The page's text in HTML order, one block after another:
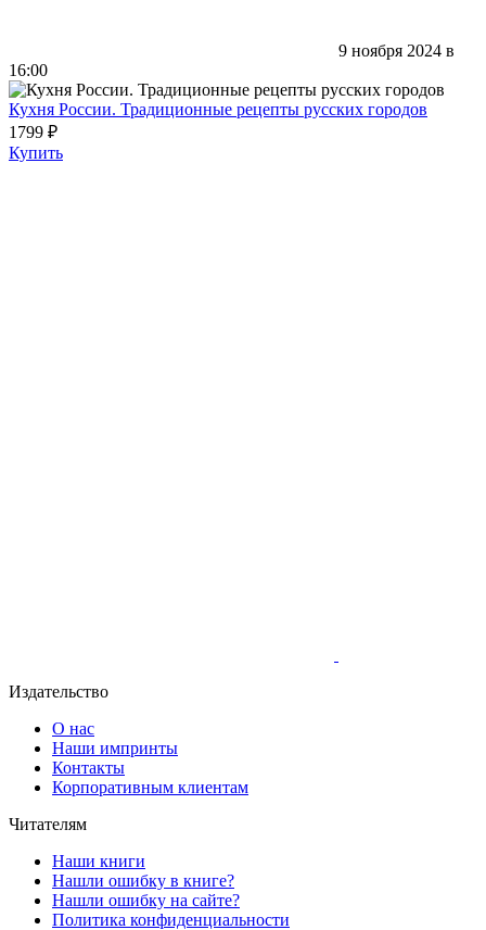
9 ноября 2024 в
16:00
Кухня России. Традиционные рецепты русских городов
1799 ₽
Купить
Издательство
О нас
Наши импринты
Контакты
Корпоративным клиентам
Читателям
Наши книги
Нашли ошибку в книге?
Нашли ошибку на сайте?
Политика конфиденциальности